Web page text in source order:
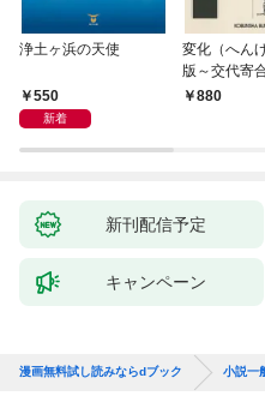
浄土ヶ浜の天使
550
新着
変化（へん
版～交代寄
聞（1）～
880
新刊配信予定
キャンペーン
漫画無料試し読みならdブック 小説一